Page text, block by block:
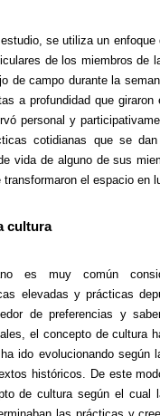
se utiliza un
de los miembros de
de campo durante la
a profundidad que giraron
personal y
cotidianas que se
vida de alguno de sus
el espacio en
cultura
es muy común
elevadas y prácticas
de preferencias y
el concepto de cultura
ido evolucionando según
históricos. De este
de cultura según el cual